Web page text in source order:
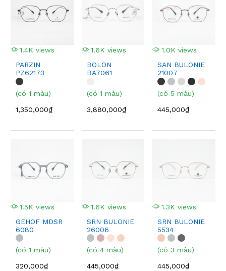
1.4K views
PARZIN
PZ62173
(có 1 màu)
1,350,000₫
1.6K views
BOLON
BA7061
(có 1 màu)
3,880,000₫
1.0K views
SAN BULONIE
21007
(có 5 màu)
445,000₫
1.5K views
GEHOF MDSR
6080
(có 1 màu)
320,000₫
1.6K views
SRN BULONIE
26006
(có 4 màu)
445,000₫
1.3K views
SRN BULONIE
5534
(có 3 màu)
445,000₫